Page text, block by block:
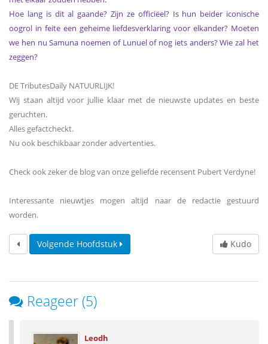
Hoe lang is dit al gaande? Zijn ze officiëel? Is hun beider iconische
oogrol in feite een geheime liefdesverklaring voor elkander? Moeten
we hen nu Samuna noemen of Lunuel of nog iets anders? Wie zal het
zeggen?
DE TributesDaily NATUURLIJK!
Wij staan altijd voor jullie klaar met de nieuwste updates en beste
geruchten.
Alles gefactcheckt.
Nu ook beschikbaar zonder advertenties.
Check ook zeker de blog van onze geliefde recensent Pubert Verdyne!
Interessante nieuwtjes mogen altijd naar de redactie gestuurd
worden.
Kudo
Volgende Hoofdstuk
Reageer (5)
Leodh